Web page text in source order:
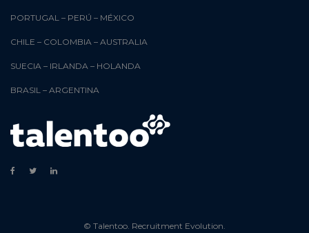
PORTUGAL – PERÚ – MÉXICO
CHILE – COLOMBIA – AUSTRALIA
SUECIA – IRLANDA – HOLANDA
BRASIL – ARGENTINA
© Talentoo. Recruitment Evolution.